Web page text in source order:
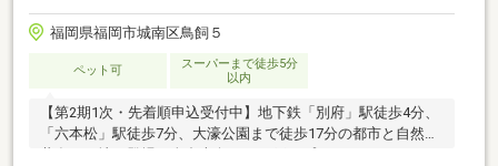
福岡県福岡市城南区鳥飼５
ペット可
スーパーまで徒歩5分
以内
【第2期1次・先着順申込受付中】地下鉄「別府」駅徒歩4分、
「六本松」駅徒歩7分、大濠公園まで徒歩17分の都市と自然が
共存する地に登場。全邸南向き、29戸のプライベートレジデ